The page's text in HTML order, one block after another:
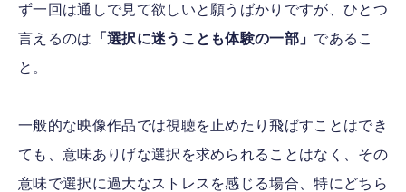
ず一回は通しで見て欲しいと願うばかりですが、ひとつ
言えるのは 「選択に迷うことも体験の一部」 であるこ
と。
一般的な映像作品では視聴を止めたり飛ばすことはでき
ても、意味ありげな選択を求められることはなく、その
意味で選択に過大なストレスを感じる場合、特にどちら